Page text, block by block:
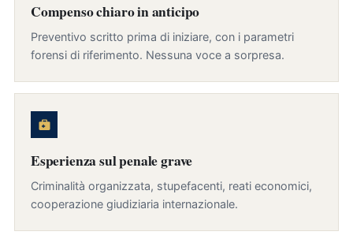
Compenso chiaro in anticipo
Preventivo scritto prima di iniziare, con i parametri
forensi di riferimento. Nessuna voce a sorpresa.
Esperienza sul penale grave
Criminalità organizzata, stupefacenti, reati economici,
cooperazione giudiziaria internazionale.